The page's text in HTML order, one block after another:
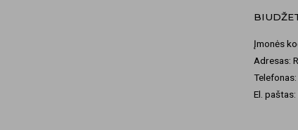
Įmonės
Adresas:
El.